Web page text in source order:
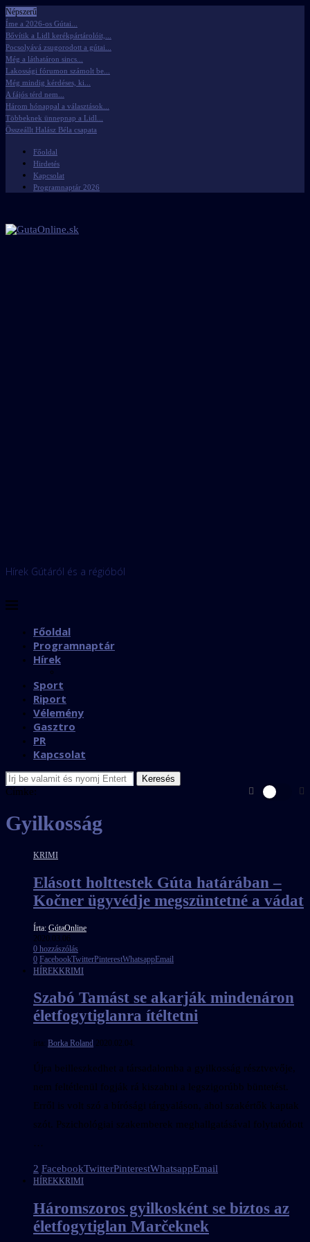
Népszerű
Íme a 2026-os Gútai...
Bővítik a Lidl kerékpártárolóit,...
Pocsolyává zsugorodott a gútai...
Még a láthatáron sincs...
Lakossági fórumon számolt be...
Még mindig kérdéses, ki...
A fájós térd nem...
Három hónappal a választások...
Többeknek ünnepnap a Lidl...
Összeállt Halász Béla csapata
Főoldal
Hirdetés
Kapcsolat
Programnaptár 2026
Hírek Gútáról és a régióból
Főoldal
Programnaptár
Hírek
Sport
Riport
Vélemény
Gasztro
PR
Kapcsolat
Keresés
Címke:
Gyilkosság
KRIMI
Elásott holttestek Gúta határában –
Kočner ügyvédje megszüntetné a vádat
Írta: GútaOnline
2020.03.06.
0 hozzászólás
0 FacebookTwitterPinterestWhatsappEmail
HÍREKKRIMI
Szabó Tamást se akarják mindenáron
életfogytiglanra ítéltetni
írta: Borka Roland 2020.02.04.
Újra beilleszkedhet a társadalomba a gyilkosság résztvevője,
nem feltétlenül fogják rá kiszabni a legszigorúbb büntetést.
Erről is volt szó a bírósági tárgyaláson, ahol szakértők kaptak
szót. Pszichológiai szakemberek meghallgatásával folytatódott
…
2 FacebookTwitterPinterestWhatsappEmail
HÍREKKRIMI
Háromszoros gyilkosként se biztos az
életfogytiglan Marčeknek